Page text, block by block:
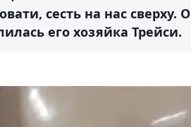
сесть на нас сверху.
его хозяйка Трейси.